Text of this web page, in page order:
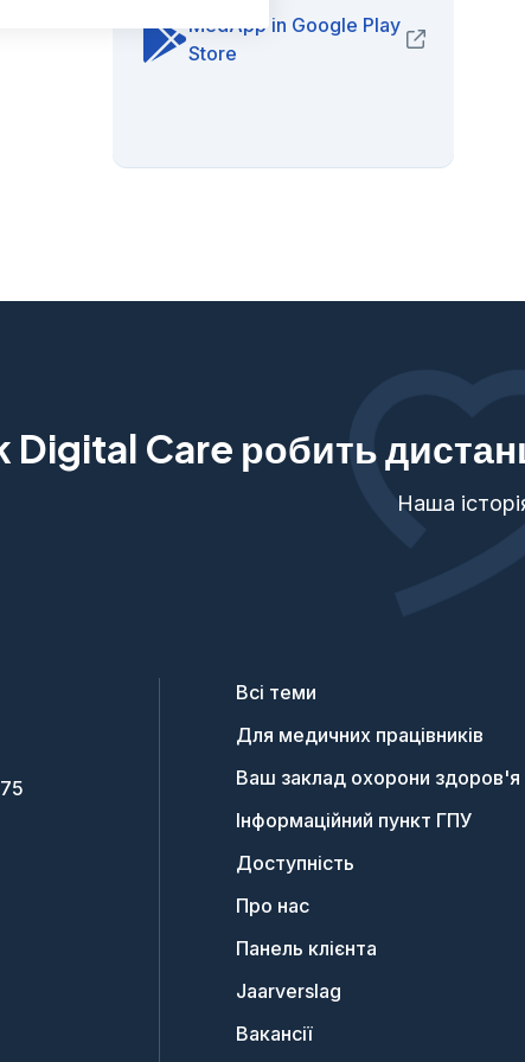
MedApp in Google Play
Store
(opens in
Digital Care робить
Наша
Всі теми
Для медичних працівників
Ваш заклад охорони здоров'я
Інформаційний пункт ГПУ
Доступність
Про нас
Панель клієнта
Jaarverslag
Вакансії